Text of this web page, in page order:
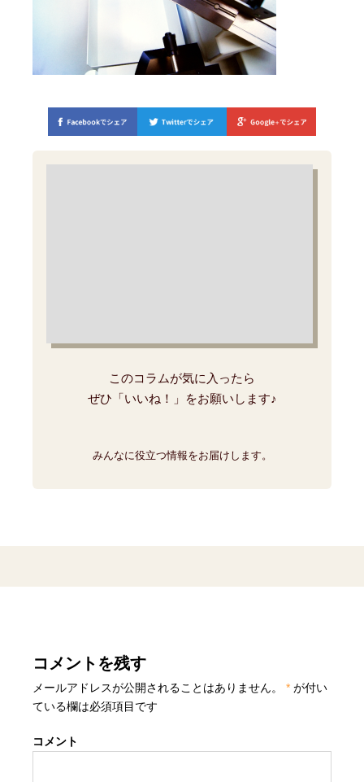
このコラムが気に入ったら
ぜひ「いいね！」をお願いします♪
みんなに役立つ情報をお届けします。
コメントを残す
メールアドレスが公開されることはありません。 * が付い
ている欄は必須項目です
コメント